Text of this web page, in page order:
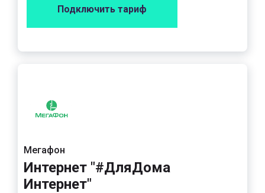
Подключить тариф
Мегафон
Интернет "#ДляДома
Интернет"